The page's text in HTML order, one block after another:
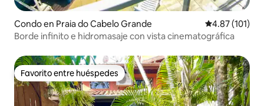
Condo en Praia do Cabelo Grande Calificación
4.87 (101)
Borde infinito e hidromasaje con vista cinematográfica
Favorito entre huéspedes
Favorito entre huéspedes